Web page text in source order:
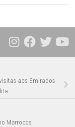
aos Emirados
Marrocos